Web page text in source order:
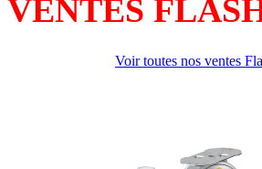
VENTES
Voir toutes nos ventes